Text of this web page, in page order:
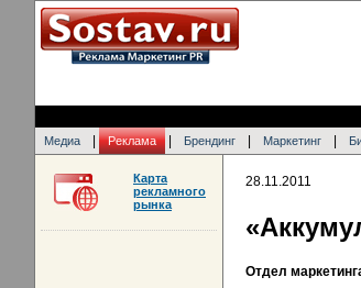
Медиа Реклама Брендинг Маркетинг
28.11.2011
Отдел
Карта
рекламного
рынка